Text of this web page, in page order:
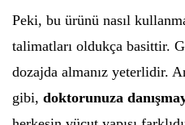
Peki, bu ürünü nasıl
talimatları oldukça basittir.
dozajda almanız yeterlidir.
gibi, doktorunuza